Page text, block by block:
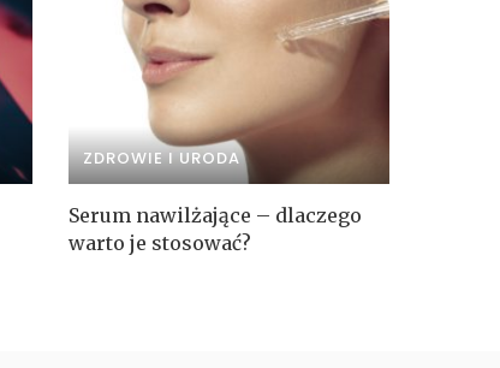
ZDROWIE I URODA
Serum nawilżające – dlaczego
warto je stosować?